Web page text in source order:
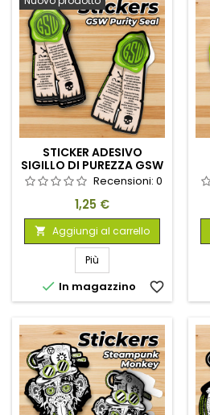
STICKER ADESIVO
SIGILLO DI PUREZZA GSW
Recensioni: 0
Prezzo
1,25 €
 Aggiungi al carrello
Più
 In magazzino favorite_border